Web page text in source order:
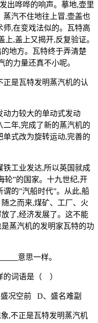
出哗哗的响声。摹地,壶里
蒸汽不住地往上冒,壶盖也
,在变戏法似的。瓦特高
,盖上又揭开,反复验证。
地方。瓦特终于弄清楚
的力量还真不小呢。
是瓦特发明蒸汽机的认
动力较大的单动式发动
年,完成了新的蒸汽机的
式改为旋转运动,完善的
铁工业发达,所以英国就成
轮”的国家。十九世纪,开
的”汽船时代”。从此,船
之而来,煤矿、工厂、火
了,经济发展了。这不能
蒸汽机的发明家瓦特的功
意思一样。
的词语是（ ）
况空前 D、盛名难副
,不正是瓦特发明蒸汽机